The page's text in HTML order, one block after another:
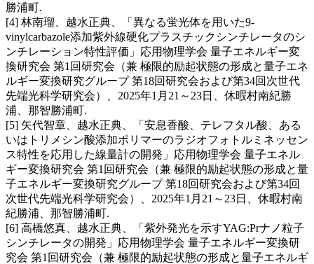
勝浦町.
[4] 林南瑠、越水正典、「異なる蛍光体を用いた9-
vinylcarbazole添加紫外線硬化プラスチックシンチレータのシ
ンチレーション特性評価」応用物理学会 量子エネルギー変
換研究会 第1回研究会（兼 極限的励起状態の形成と量子エネ
ルギー変換研究グループ 第18回研究会および第34回次世代
先端光科学研究会）、2025年1月21～23日、休暇村南紀勝
浦、那智勝浦町.
[5] 矢代智章、越水正典、「安息香酸、テレフタル酸、ある
いはトリメシン酸添加ポリマーのラジオフォトルミネッセン
ス特性を応用した線量計の開発」応用物理学会 量子エネル
ギー変換研究会 第1回研究会（兼 極限的励起状態の形成と量
子エネルギー変換研究グループ 第18回研究会および第34回
次世代先端光科学研究会）、2025年1月21～23日、休暇村南
紀勝浦、那智勝浦町.
[6] 高橋悠真、越水正典、「紫外発光を示すYAG:Prナノ粒子
シンチレータの開発」応用物理学会 量子エネルギー変換研
究会 第1回研究会（兼 極限的励起状態の形成と量子エネルギ